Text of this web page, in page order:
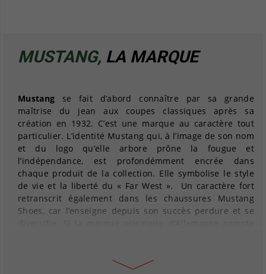
MUSTANG, LA MARQUE
Mustang se fait d’abord connaître par sa grande
maîtrise du jean aux coupes classiques après sa
création en 1932. C’est une marque au caractère tout
particulier. L’identité Mustang qui, à l’image de son nom
et du logo qu’elle arbore prône la fougue et
l’indépendance, est profondémment encrée dans
chaque produit de la collection. Elle symbolise le style
de vie et la liberté du « Far West ». Un caractère fort
retranscrit également dans les chaussures Mustang
Shoes, car l’enseigne depuis son succès perdure et se
désormais son fer de lance.Baskets